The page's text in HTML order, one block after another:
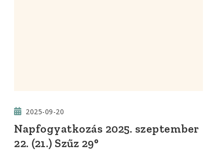
2025-09-20
Napfogyatkozás 2025. szeptember
22. (21.) Szűz 29°